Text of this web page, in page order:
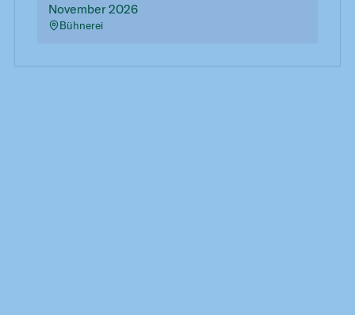
November 2026
Bühnerei